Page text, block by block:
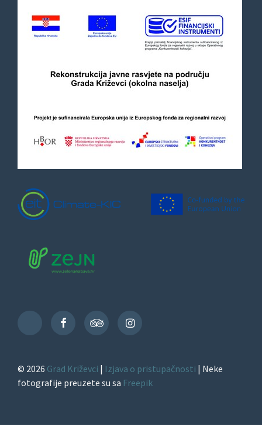
TikTok
FacebookTripAdvisorInstagram
© 2026 Grad Križevci | Izjava o pristupačnosti | Neke
fotografije preuzete su sa Freepik